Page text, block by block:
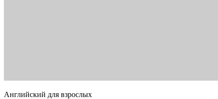
Английский для взрослых